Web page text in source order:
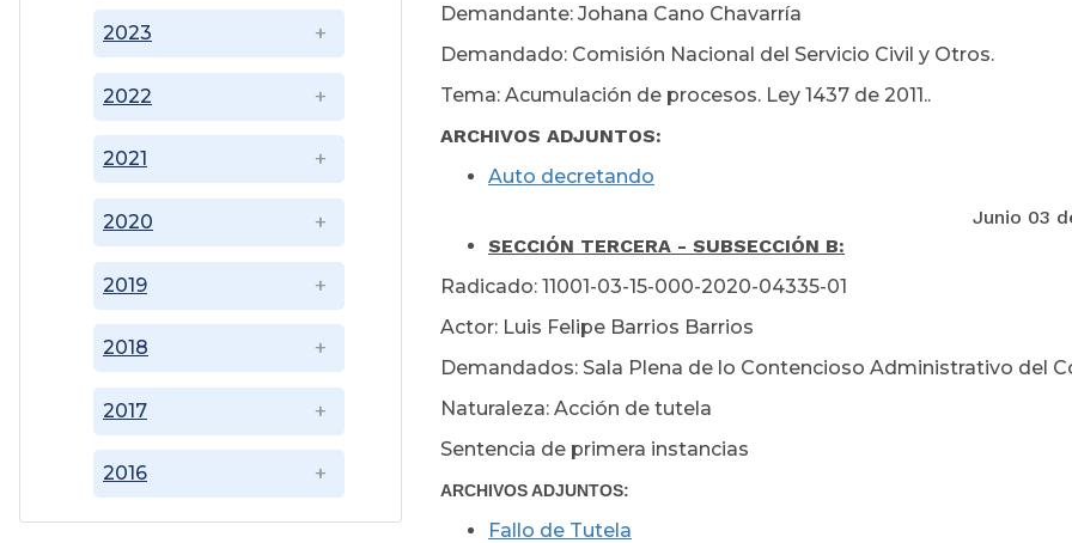
2016
2017
2018
2019
2020
2021
2022
2023
Demandante: Johana Cano Chavarría
Demandado: Comisión Nacional del Servicio Civil y Otros.
Tema: Acumulación de procesos. Ley 1437 de 2011..
ARCHIVOS ADJUNTOS:
Auto decretando
Junio 03 de
SECCIÓN TERCERA - SUBSECCIÓN B:
Radicado: 11001-03-15-000-2020-04335-01
Actor: Luis Felipe Barrios Barrios
Demandados: Sala Plena de lo Contencioso Administrativo del
Naturaleza: Acción de tutela
Sentencia de primera instancias
ARCHIVOS ADJUNTOS:
Fallo de Tutela